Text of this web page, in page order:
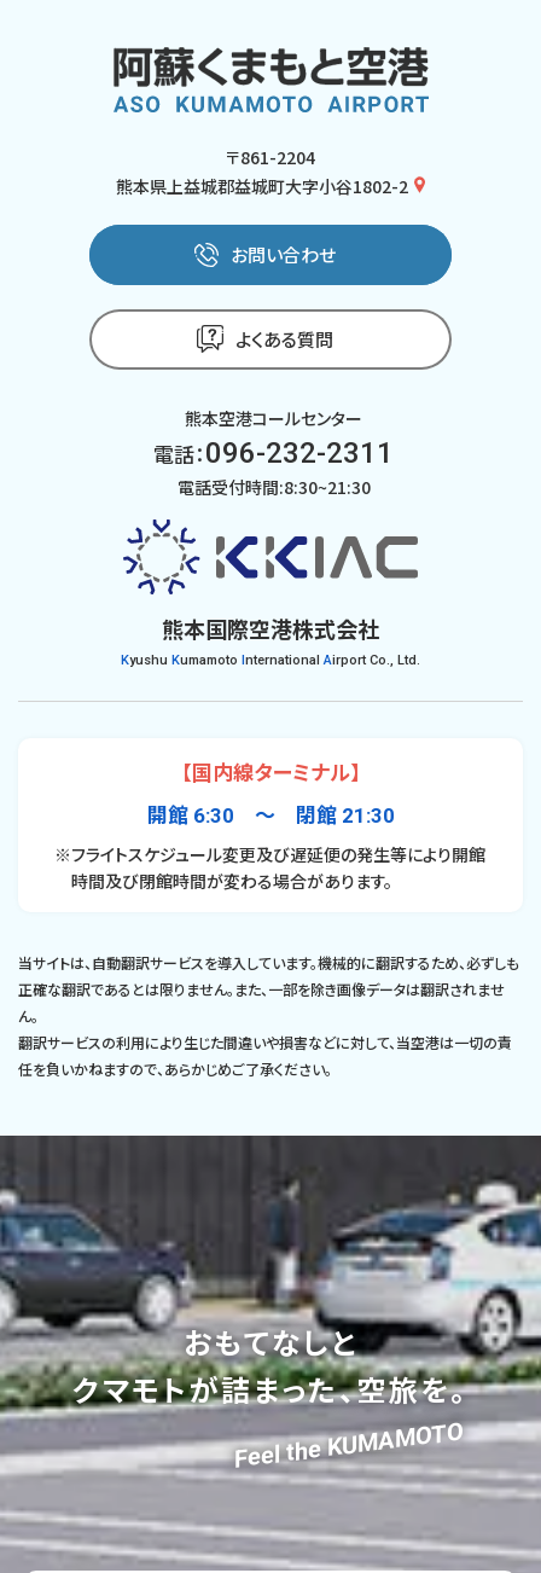
〒861-2204
熊本県上益城郡益城町大字小谷1802-2
お問い合わせ
よくある質問
熊本空港コールセンター
電話：096-232-2311
電話受付時間:8:30~21:30
熊本国際空港株式会社
Kyushu Kumamoto InternationalAirport Co., Ltd.
【国内線ターミナル】
開館 6:30 〜 閉館 21:30
※フライトスケジュール変更及び遅延便の発生等により開館
時間及び閉館時間が変わる場合があります。
当サイトは、自動翻訳サービスを導入しています。機械的に翻訳するため、必ずしも
正確な翻訳であるとは限りません。また、一部を除き画像データは翻訳されませ
ん。
翻訳サービスの利用により生じた間違いや損害などに対して、当空港は一切の責
任を負いかねますので、あらかじめご了承ください。
おもてなしと
クマモトが詰まった、空旅を。
Feel the KUMAMOTO